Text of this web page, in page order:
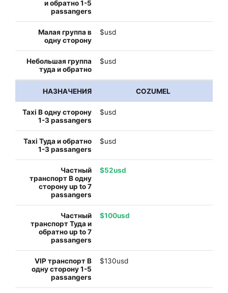
$usd
$usd
COZUMEL
$usd
$usd
$52usd
$100usd
$130usd